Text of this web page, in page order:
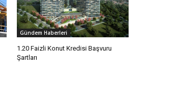
Gündem Haberleri
1.20 Faizli Konut Kredisi Başvuru
Şartları